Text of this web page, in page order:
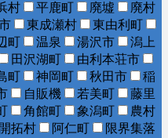
村 平鹿町 廃墟
廃村
東成瀬村
東由利町
町 温泉 湯沢市
潟上
田沢湖町
由利本荘市
町 神岡町 秋田市
稲
自販機 若美町
藤里
角館町 象潟町
農村
開拓村 阿仁町
限界集落